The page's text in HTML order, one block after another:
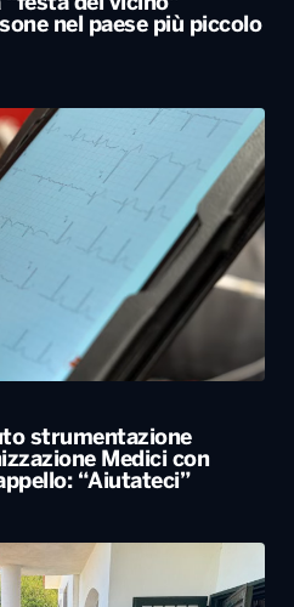
“festa del vicino”
nel paese più piccolo
strumentazione
Medici con
“Aiutateci”